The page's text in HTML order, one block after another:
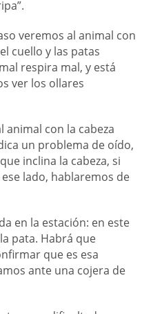
veremos al animal con
cuello y las patas
respira mal, y está
ver los ollares
animal con la cabeza
un problema de oído,
inclina la cabeza, si
lado, hablaremos de
en la estación: en este
pata. Habrá que
que es esa
ante una cojera de